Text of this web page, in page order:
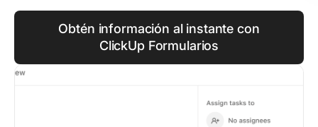
Obtén información al instante con
ClickUp Formularios